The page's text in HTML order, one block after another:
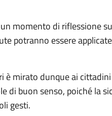
momento di riflessione
potranno essere
è mirato dunque ai
di buon senso, poiché la
gesti.